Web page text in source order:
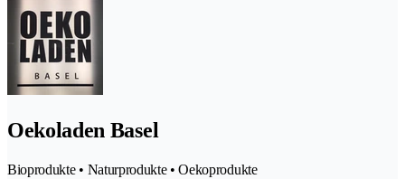
Oekoladen Basel
Bioprodukte • Naturprodukte • Oekoprodukte